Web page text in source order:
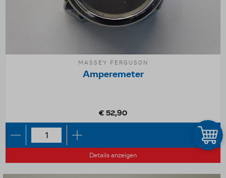
MASSEY FERGUSON
Amperemeter
€ 52,90
Details anzeigen